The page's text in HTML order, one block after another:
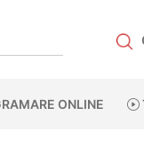
ONLINE